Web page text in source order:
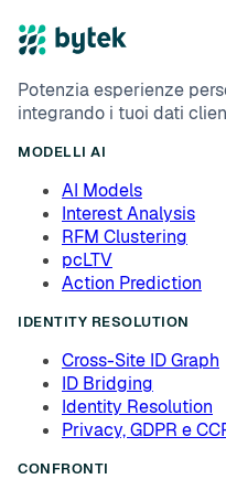
Potenzia esperienze
integrando i tuoi dati
MODELLI AI
AI Models
Interest Analysis
RFM Clustering
pcLTV
Action Prediction
IDENTITY RESOLUTION
Cross-Site ID Graph
ID Bridging
Identity Resolution
Privacy, GDPR e
CONFRONTI